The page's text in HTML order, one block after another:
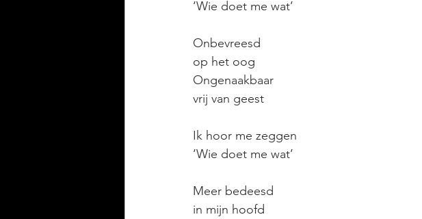
‘Wie doet me wat’
Onbevreesd
op het oog
Ongenaakbaar
vrij van geest
Ik hoor me zeggen
‘Wie doet me wat’
Meer bedeesd
in mijn hoofd